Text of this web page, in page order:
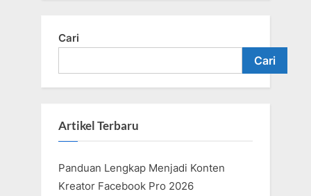
Cari
Cari
Artikel Terbaru
Panduan Lengkap Menjadi Konten
Kreator Facebook Pro 2026